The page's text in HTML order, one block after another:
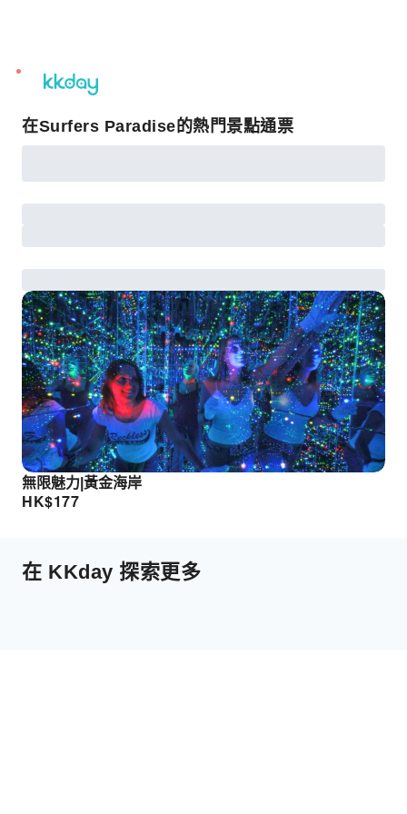
unread
notifications
在Surfers Paradise的熱門景點通票
無限魅力|黃金海岸
HK$177
在 KKday 探索更多